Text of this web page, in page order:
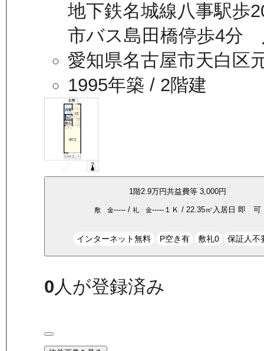
地下鉄名城線八事駅歩
市バス島田橋停歩4分
愛知県名古屋市天白区
1995年築 / 2階建
1 階2.9万円共益費等3,000円
敷 金----- /礼 金----- １Ｋ /22.35㎡ 入居日 即 可
インターネット無料 P空き有 敷礼0 保証人不
0 人が登録済み